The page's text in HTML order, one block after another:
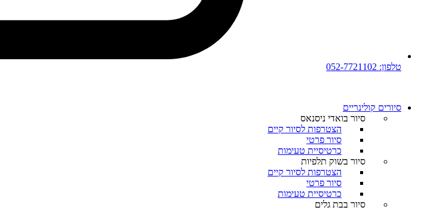
טלפון: 052-7721102
סיורים קולינריים​
סיור בואדי ניסנאס
הצטרפות לסיור קיים
סיור פרטי
כרטיסיית טעימות
סיור בשוק תלפיות
הצטרפות לסיור קיים
סיור פרטי
כרטיסיית טעימות
סיור בבת גלים